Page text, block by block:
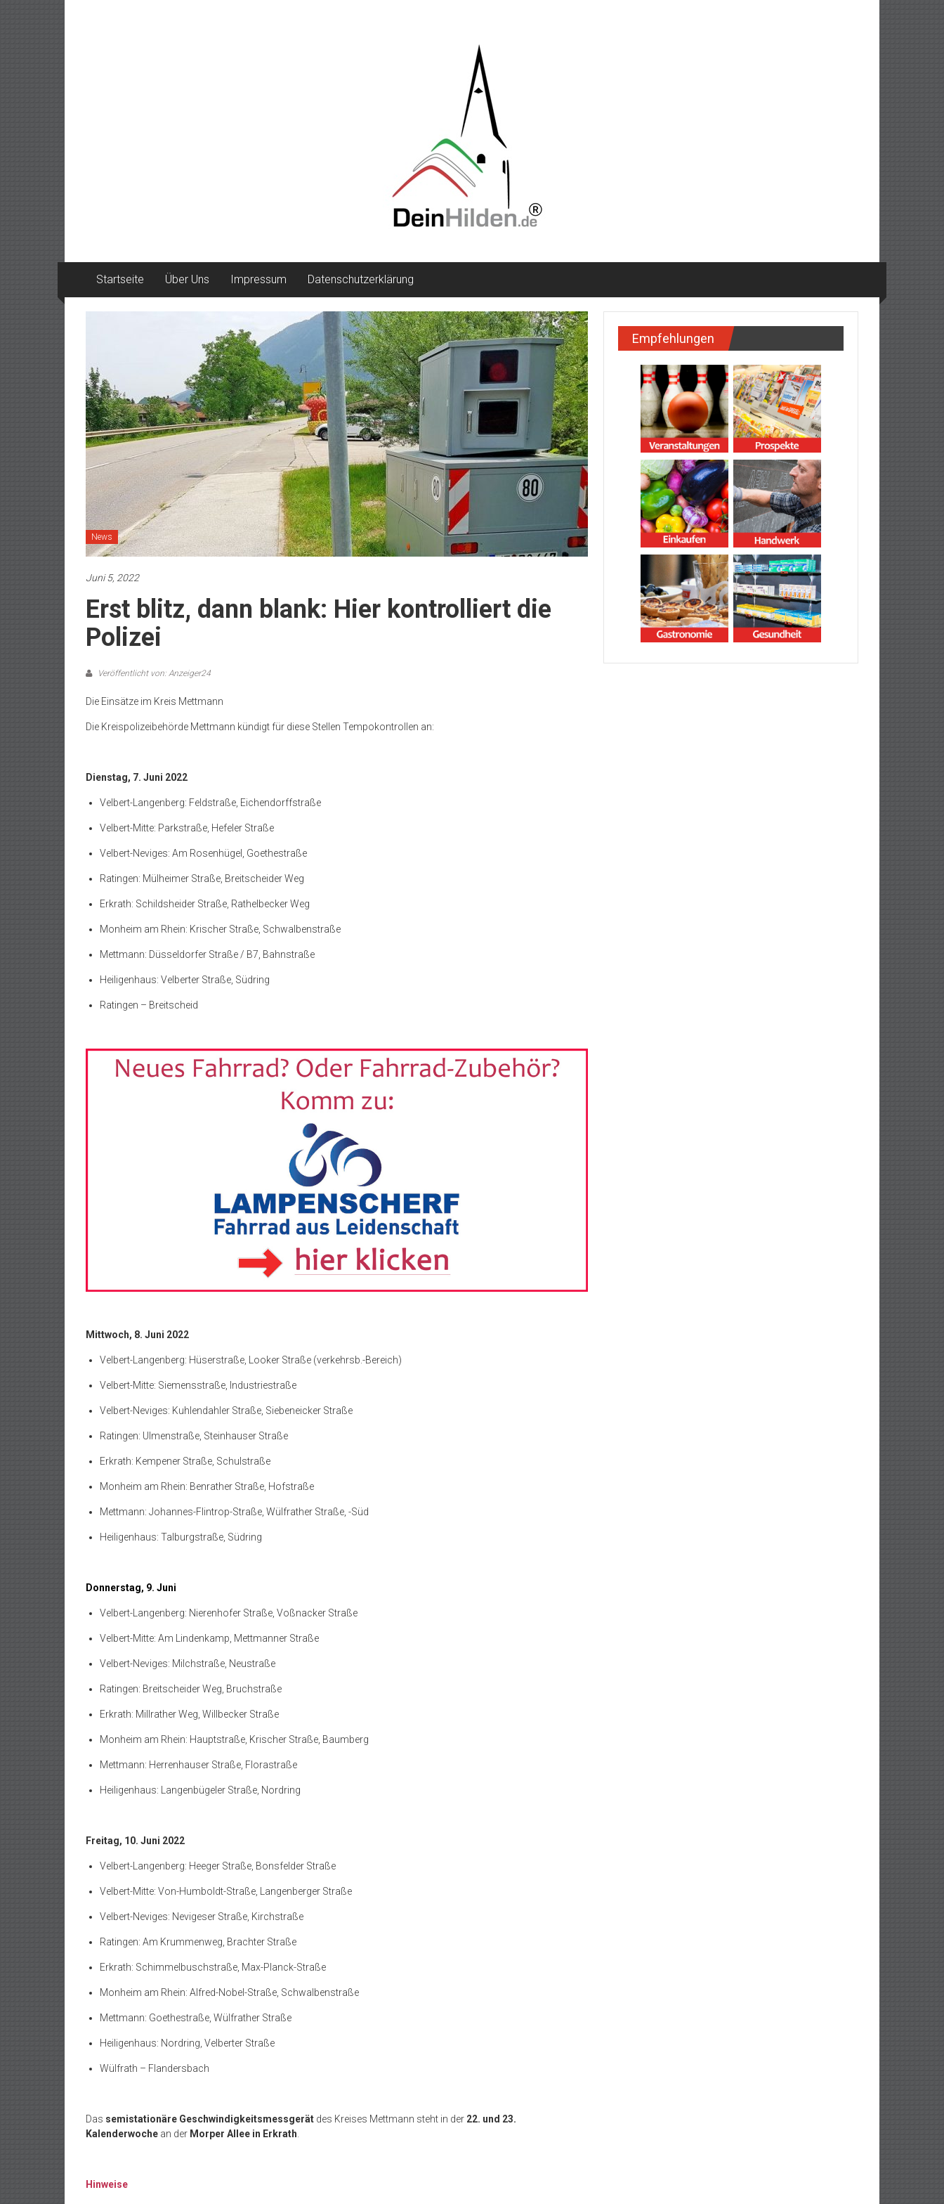
Startseite Über Uns Impressum Datenschutzerklärung
News
Juni 5, 2022
Erst blitz, dann blank: Hier kontrolliert die
Polizei
Veröffentlicht von: Anzeiger24
Die Einsätze im Kreis Mettmann
Die Kreispolizeibehörde Mettmann kündigt für diese Stellen Tempokontrollen an:
Dienstag, 7. Juni 2022
Velbert-Langenberg: Feldstraße, Eichendorffstraße
Velbert-Mitte: Parkstraße, Hefeler Straße
Velbert-Neviges: Am Rosenhügel, Goethestraße
Ratingen: Mülheimer Straße, Breitscheider Weg
Erkrath: Schildsheider Straße, Rathelbecker Weg
Monheim am Rhein: Krischer Straße, Schwalbenstraße
Mettmann: Düsseldorfer Straße / B7, Bahnstraße
Heiligenhaus: Velberter Straße, Südring
Ratingen – Breitscheid
Mittwoch, 8. Juni 2022
Velbert-Langenberg: Hüserstraße, Looker Straße (verkehrsb.-Bereich)
Velbert-Mitte: Siemensstraße, Industriestraße
Velbert-Neviges: Kuhlendahler Straße, Siebeneicker Straße
Ratingen: Ulmenstraße, Steinhauser Straße
Erkrath: Kempener Straße, Schulstraße
Monheim am Rhein: Benrather Straße, Hofstraße
Mettmann: Johannes-Flintrop-Straße, Wülfrather Straße, -Süd
Heiligenhaus: Talburgstraße, Südring
Donnerstag, 9. Juni
Velbert-Langenberg: Nierenhofer Straße, Voßnacker Straße
Velbert-Mitte: Am Lindenkamp, Mettmanner Straße
Velbert-Neviges: Milchstraße, Neustraße
Ratingen: Breitscheider Weg, Bruchstraße
Erkrath: Millrather Weg, Willbecker Straße
Monheim am Rhein: Hauptstraße, Krischer Straße, Baumberg
Mettmann: Herrenhauser Straße, Florastraße
Heiligenhaus: Langenbügeler Straße, Nordring
Freitag, 10. Juni 2022
Velbert-Langenberg: Heeger Straße, Bonsfelder Straße
Velbert-Mitte: Von-Humboldt-Straße, Langenberger Straße
Velbert-Neviges: Nevigeser Straße, Kirchstraße
Ratingen: Am Krummenweg, Brachter Straße
Erkrath: Schimmelbuschstraße, Max-Planck-Straße
Monheim am Rhein: Alfred-Nobel-Straße, Schwalbenstraße
Mettmann: Goethestraße, Wülfrather Straße
Heiligenhaus: Nordring, Velberter Straße
Wülfrath – Flandersbach
Das semistationäre Geschwindigkeitsmessgerät des Kreises Mettmann steht in der 22. und 23.
Kalenderwoche an der Morper Allee in Erkrath
Hinweise
Empfehlungen